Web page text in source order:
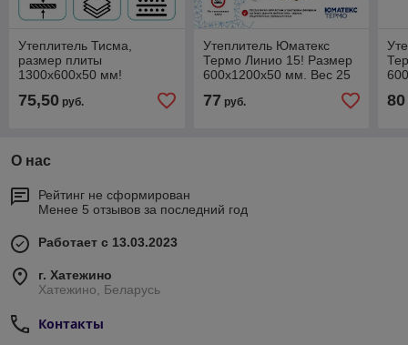
Утеплитель Тисма,
размер плиты
1300х600х50 мм!
75,50 руб.
Утеплитель Юматекс
Термо Линио 15! Размер
600х1200х50 мм. Вес 25
77 руб. 80
О нас
Рейтинг не сформирован
Менее 5 отзывов за последний год
Работает с 13.03.2023
г. Хатежино
Хатежино, Беларусь
Контакты